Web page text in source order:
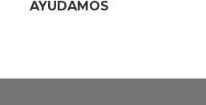
AYUDAMOS